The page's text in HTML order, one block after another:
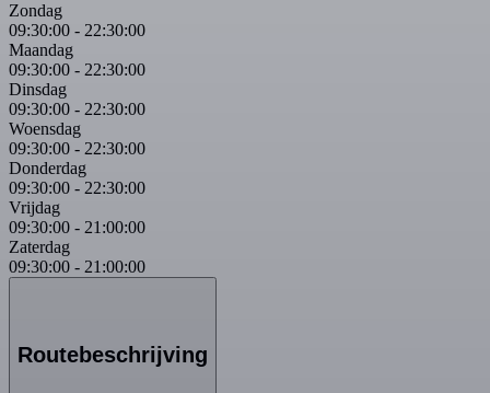
Zondag
09:30:00 - 22:30:00
Maandag
09:30:00 - 22:30:00
Dinsdag
09:30:00 - 22:30:00
Woensdag
09:30:00 - 22:30:00
Donderdag
09:30:00 - 22:30:00
Vrijdag
09:30:00 - 21:00:00
Zaterdag
09:30:00 - 21:00:00
Routebeschrijving